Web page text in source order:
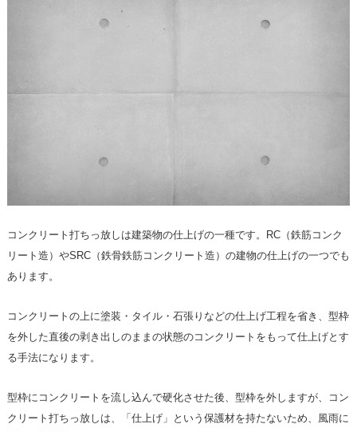
コンクリート打ちっ放しは建築物の仕上げの一種です。RC（鉄筋コンク
リート造）やSRC（鉄骨鉄筋コンクリート造）の建物の仕上げの一つでも
あります。
コンクリートの上に塗装・タイル・石張りなどの仕上げ工程を省き、型枠
を外した直後の剥き出しのままの状態のコンクリートをもって仕上げとす
る手法になります。
型枠にコンクリートを流し込んで硬化させた後、型枠を外しますが、コン
クリート打ちっ放しは、「仕上げ」という保護材を持たないため、風雨に